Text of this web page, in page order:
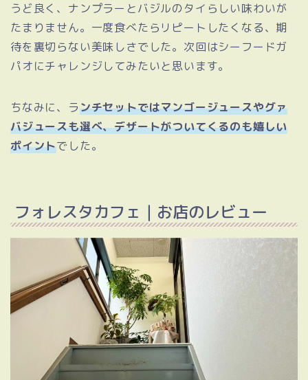
うど良く、ナンプラーとバジルのタイらしい味わいが
たまりません。一度食べたらリピートしたくなる、期
待を裏切らない美味しさでした。次回はシーフードガ
パオにチャレンジしてみたいと思います。
ちなみに、ランチセットではマンゴージュースやグァ
バジュースも選べ、デザートがついてくるのも嬉しい
ポイントでした。
フォレスタカフェ｜お店のレビュー